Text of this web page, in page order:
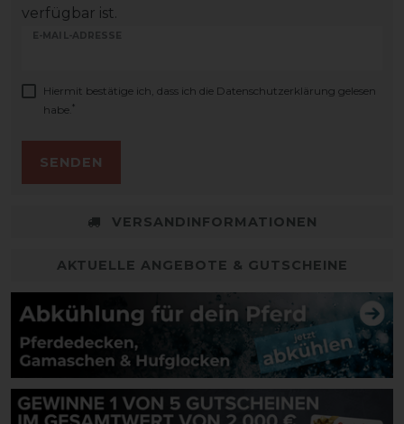
verfügbar ist.
E-MAIL-ADRESSE
Hiermit bestätige ich, dass ich die Daten­schutz­erklärung gelesen
habe. *
SENDEN
VERSANDINFORMATIONEN
AKTUELLE ANGEBOTE & GUTSCHEINE